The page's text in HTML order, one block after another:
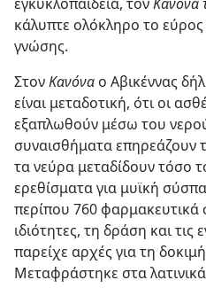
κάλυπτε ολόκληρο το εύρος
γνώσης.
ΣτονΚανόνα ο Αβικέννας
είναι μεταδοτική, ότι οι
εξαπλωθούν μέσω του
συναισθήματα επηρεάζουν
τα νεύρα μεταδίδουν τόσο
ερεθίσματα για μυϊκή
περίπου 760
ιδιότητες, τη δράση και τις
παρείχε αρχές για τη
Μεταφράστηκε στα